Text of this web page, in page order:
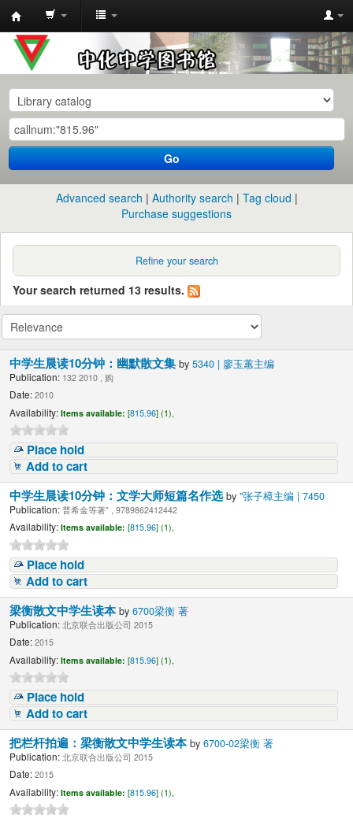
中
化
中
学
图
书
馆
目
Go
Advanced search Authority search
Tag cloud
Purchase suggestions
Refine your search
Your search returned 13 results.
中学生晨读10分钟：幽默散文集by5340 | 廖玉蕙主编
Publication: 132 2010 , 购
Date: 2010
Availability: Items available: [815.96] (1),
Place hold
Add to cart
中学生晨读10分钟：文学大师短篇名作选by"张子樟主编 | 7450
Publication: 普希金等著" , 9789862412442
Availability: Items available: [815.96] (1),
Place hold
Add to cart
梁衡散文中学生读本by6700梁衡 著
Publication: 北京联合出版公司 2015
Date: 2015
Availability: Items available: [815.96] (1),
Place hold
Add to cart
把栏杆拍遍：梁衡散文中学生读本by6700-02梁衡 著
Publication: 北京联合出版公司 2015
Date: 2015
Availability: Items available: [815.96] (1),